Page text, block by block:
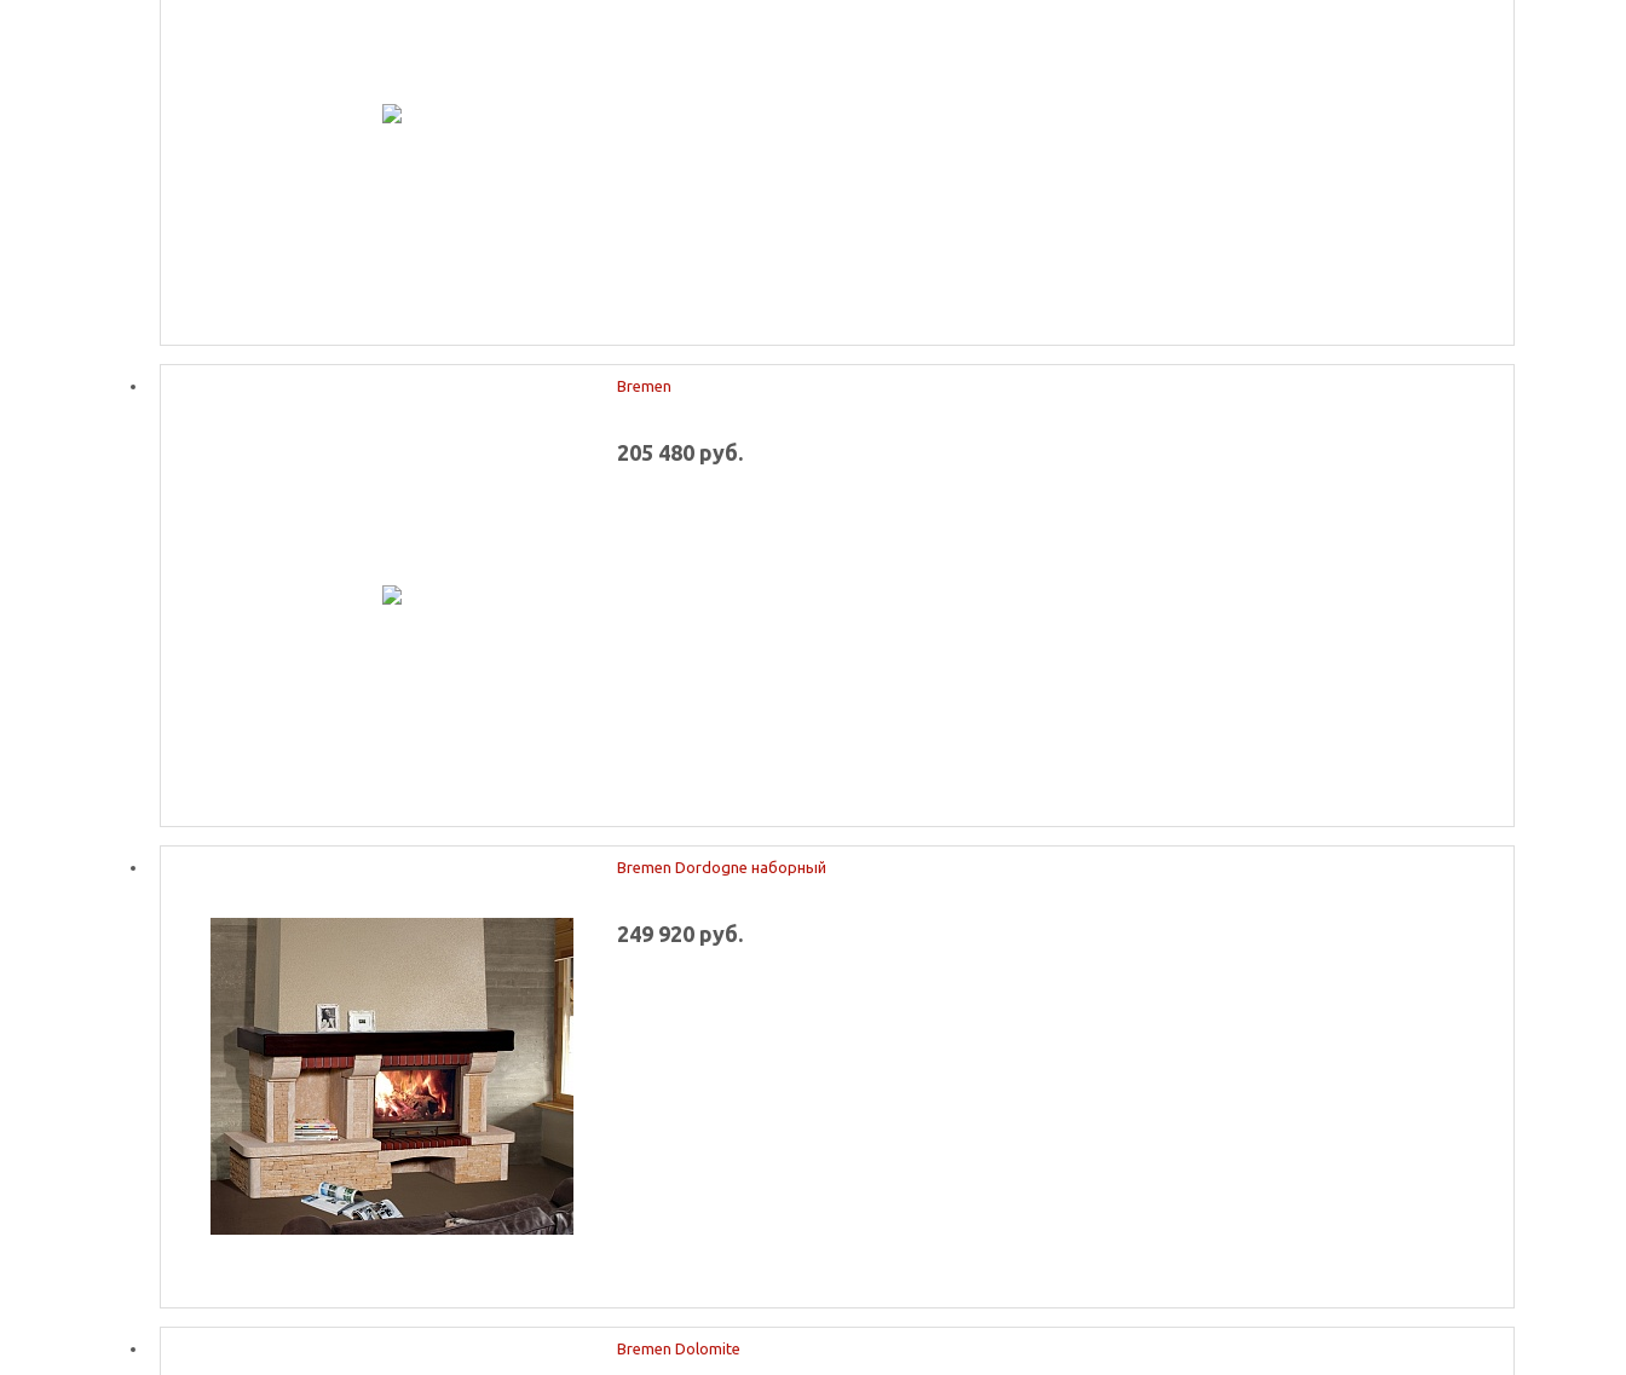
Bremen
205 480 руб.
Bremen Dordogne наборный
249 920 руб.
Bremen Dolomite